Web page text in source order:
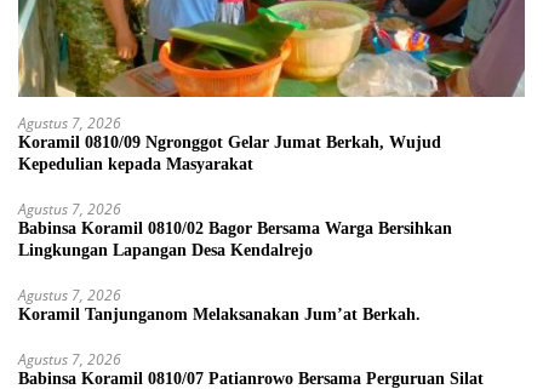
Agustus 7, 2026
Koramil 0810/09 Ngronggot Gelar Jumat Berkah, Wujud
Kepedulian kepada Masyarakat
Agustus 7, 2026
Babinsa Koramil 0810/02 Bagor Bersama Warga Bersihkan
Lingkungan Lapangan Desa Kendalrejo
Agustus 7, 2026
Koramil Tanjunganom Melaksanakan Jum’at Berkah.
Agustus 7, 2026
Babinsa Koramil 0810/07 Patianrowo Bersama Perguruan Silat